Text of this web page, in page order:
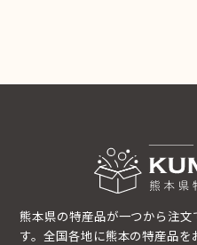
熊本県の特産品が一つから注
す。全国各地に熊本の特産品を